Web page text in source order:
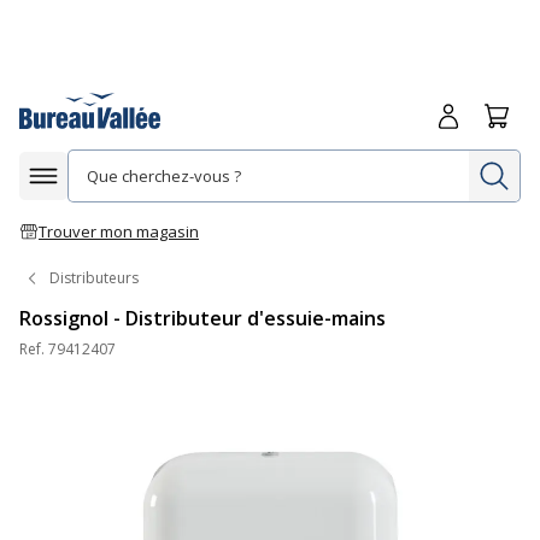
Afficher la navigation
Trouver mon magasin
Me
Distributeurs
Rossignol - Distributeur d'essuie-mains
Ref. 79412407